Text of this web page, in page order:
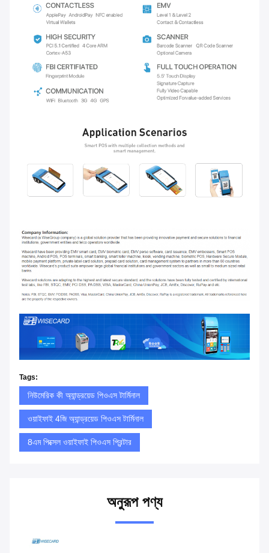
Tags:
নিউমেরিক কী অ্যান্ড্রয়েড পিওএস টার্মিনাল
ওয়াইফাই 4জি অ্যান্ড্রয়েড পিওএস টার্মিনাল
8এম পিক্সেল ওয়াইফাই পিওএস প্রিন্টার
অনুরূপ পণ্য